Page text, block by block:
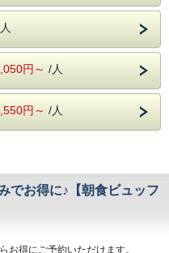
円～ /人
円～ /人
でお得に♪【朝食ビュッフ
お得にご予約いただけます。